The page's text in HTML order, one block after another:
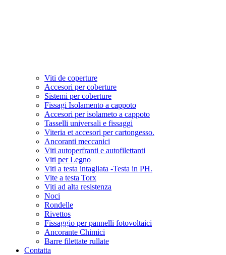
Viti de coperture
Accesori per coberture
Sistemi per coberture
Fissagi Isolamento a cappoto
Accesori per isolameto a cappoto
Tasselli universali e fissaggi
Viteria et accesori per cartongesso.
Ancoranti meccanici
Viti autoperfranti e autofilettanti
Viti per Legno
Viti a testa intagliata -Testa in PH.
Vite a testa Torx
Viti ad alta resistenza
Noci
Rondelle
Rivettos
Fissaggio per pannelli fotovoltaici
Ancorante Chimici
Barre filettate rullate
Contatta